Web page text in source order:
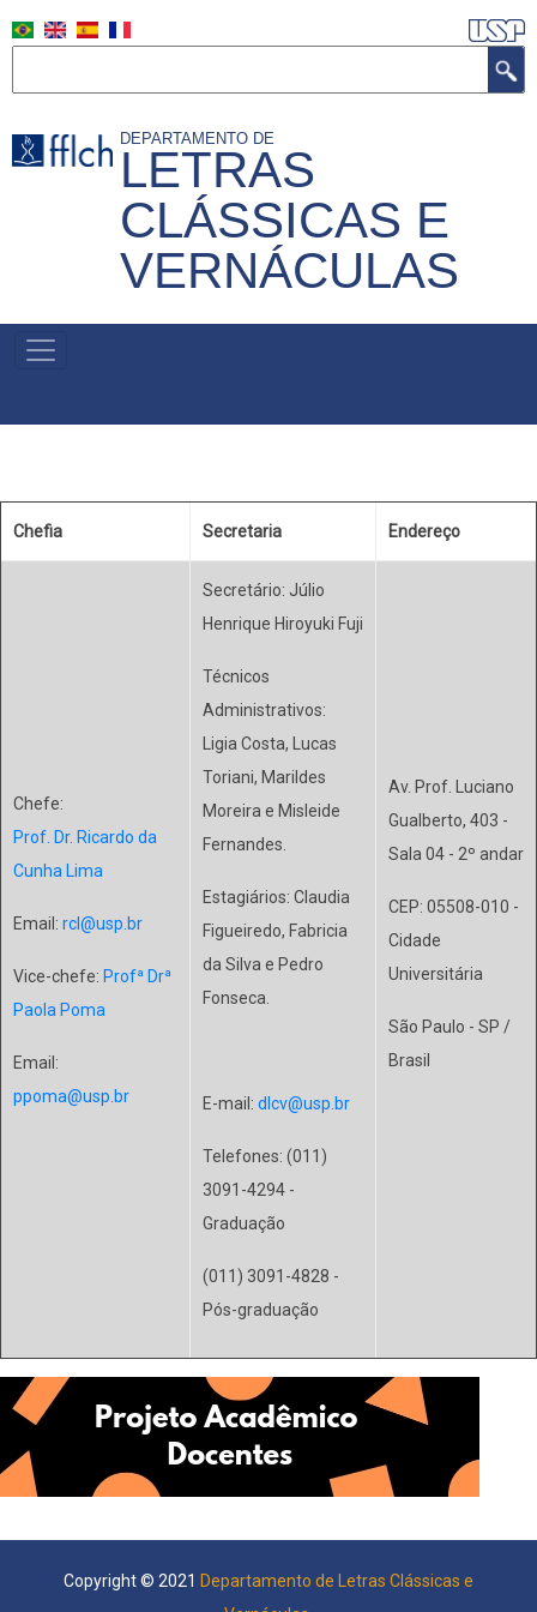
to
DEPARTAMENTO DE
LETRAS
CLÁSSICAS E
VERNÁCULAS
MENU
Chefia Secretaria Endereço
Chefe:
Prof. Dr. Ricardo da
Cunha Lima
Email: rcl@usp.br
Vice-chefe: Profª Drª
Paola Poma
Email:
ppoma@usp.br
Secretário: Júlio
Henrique Hiroyuki Fuji
Técnicos
Administrativos:
Ligia Costa, Lucas
Toriani, Marildes
Moreira e Misleide
Fernandes.
Estagiários: Claudia
Figueiredo, Fabricia
da Silva e Pedro
Fonseca.
E-mail: dlcv@usp.br
Telefones: (011)
3091-4294 -
Graduação
(011) 3091-4828 -
Pós-graduação
Av. Prof. Luciano
Gualberto, 403 -
Sala 04 - 2º andar
CEP: 05508-010 -
Cidade
Universitária
São Paulo - SP /
Brasil
Copyright © 2021 Departamento de Letras Clássicas e